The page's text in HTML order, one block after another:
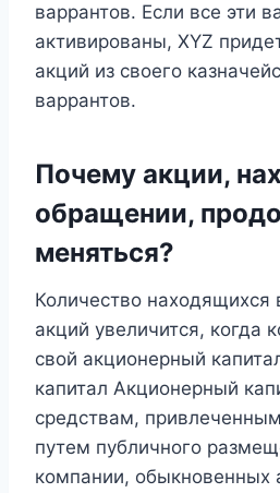
варрантов. Если все эти
активированы, XYZ
акций из своего
варрантов.
Почему акции,
обращении,
меняться?
Количество находящихся
акций увеличится, когда
свой акционерный
капитал Акционерный
средствам,
путем публичного
компании, обыкновенных